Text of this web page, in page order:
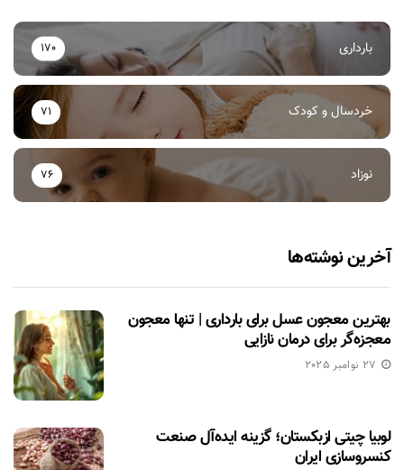
بارداری 170
خردسال و کودک 71
نوزاد 76
آخرین نوشته‌ها
بهترین معجون عسل برای بارداری | تنها معجون
معجزه‌گر برای درمان نازایی
27 نوامبر 2025
لوبیا چیتی ازبکستان؛ گزینه ایده‌آل صنعت
کنسروسازی ایران